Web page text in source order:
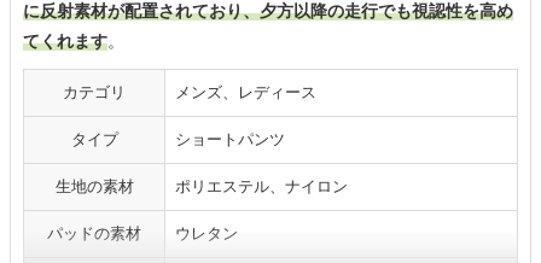
に反射素材が配置されており、夕方以降の走行でも視認性を高め
てくれます。
カテゴリ メンズ、レディース
タイプ ショートパンツ
生地の素材 ポリエステル、ナイロン
パッドの素材 ウレタン